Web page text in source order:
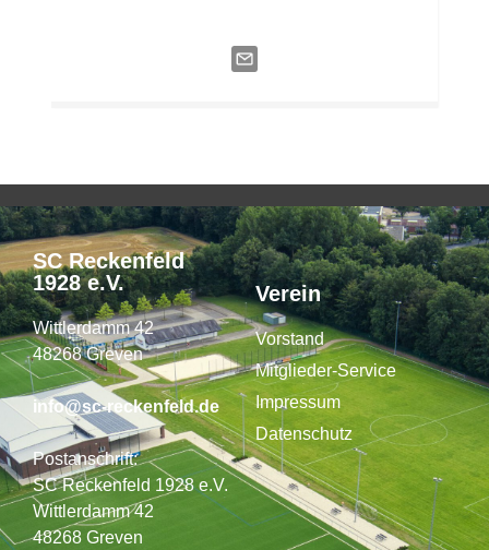
SC Reckenfeld
1928 e.V.
Wittlerdamm 42
48268 Greven
info@sc-reckenfeld.de
Postanschrift:
SC Reckenfeld 1928 e.V.
Wittlerdamm 42
48268 Greven
Verein
Vorstand
Mitglieder-Service
Impressum
Datenschutz